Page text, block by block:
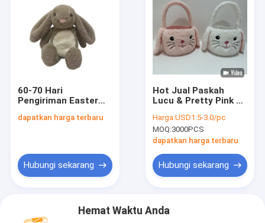
60-70 Hari
Pengiriman Easter
Floppy Ears untuk
dapatkan harga terbaru
Hubungi sekarang
Hot Jual Paskah
Lucu & Pretty Pink &
Basket Mainan
Harga:USD1.5-3.0/pc
MOQ:3000PCS
dapatkan harga terbaru
Hubungi sekarang
Hemat Waktu Anda